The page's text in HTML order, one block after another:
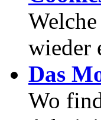
wieder
Das
Wo